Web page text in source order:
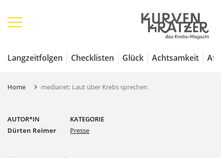
Langzeitfolgen Checklisten Glück Achtsamkeit
Home medianet: Laut über Krebs sprechen
AUTOR*IN
Dürten Reimer
KATEGORIE
Presse